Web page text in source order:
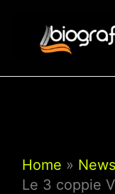
contenuto
Home
News
Le 3 coppie